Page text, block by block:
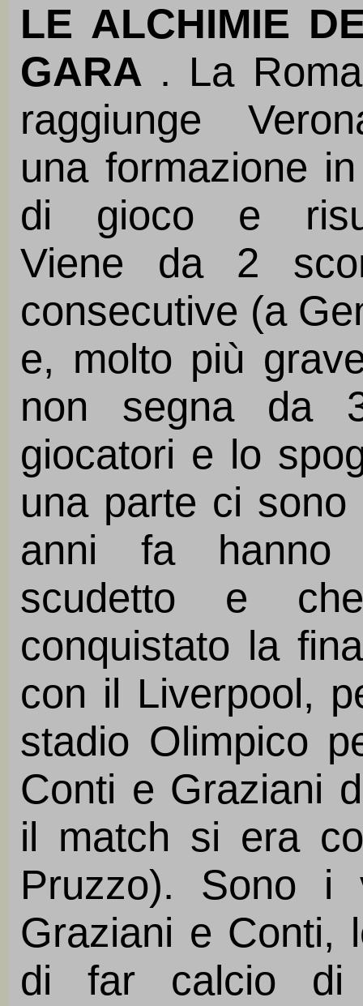
LE ALCHIMIE
GARA . La
raggiunge
una formazione
di gioco e
Viene da 2
consecutive (a
e, molto più
non segna da
giocatori e lo
una parte ci
anni fa hanno
scudetto e
conquistato la
con il Liverpool,
stadio Olimpico
Conti e Graziani
il match si era
Pruzzo). Sono i
Graziani e Conti,
di far calcio di